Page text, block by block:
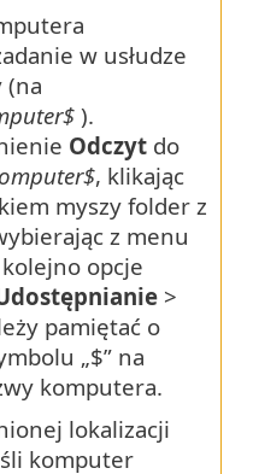
w usłudze
(na
).
Odczyt do
, klikając
myszy folder z
z menu
opcje
>
pamiętać o
„$” na
komputera.
lokalizacji
komputer